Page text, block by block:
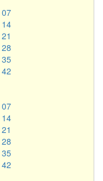
07
14
21
28
35
42
07
14
21
28
35
42